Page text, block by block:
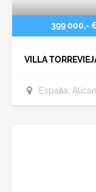
399 000,-
VILLA
España,